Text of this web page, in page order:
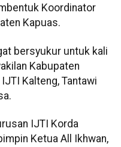
Koordinator
Kapuas.
bersyukur untuk kali
Kabupaten
Kalteng, Tantawi
IJTI Korda
Ketua All Ikhwan,